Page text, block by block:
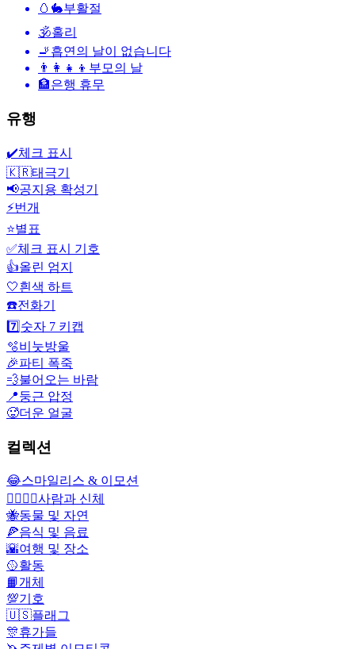
🥚🐇부활절
🕉홀리
🚬 흡연의 날이 없습니다
👨‍👩‍👧‍👦 부모의 날
🏦은행 휴무
유행
✔️체크 표시
🇰🇷태극기
📢공지용 확성기
⚡번개
⭐별표
✅체크 표시 기호
👍올린 엄지
🤍흰색 하트
☎️전화기
7️⃣ 숫자 7 키캡
🫧비눗방울
🎉파티 폭죽
💨불어오는 바람
📍둥근 압정
🥵더운 얼굴
컬렉션
😂스마일리스 & 이모션
👩‍❤️‍💋‍👨사람과 신체
🐝동물 및 자연
🍕음식 및 음료
🌇여행 및 장소
🥎활동
📙개체
💯기호
🇺🇸플래그
🎊휴가들